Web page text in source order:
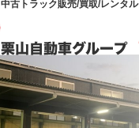
中古トラック販売/買取/レンタル